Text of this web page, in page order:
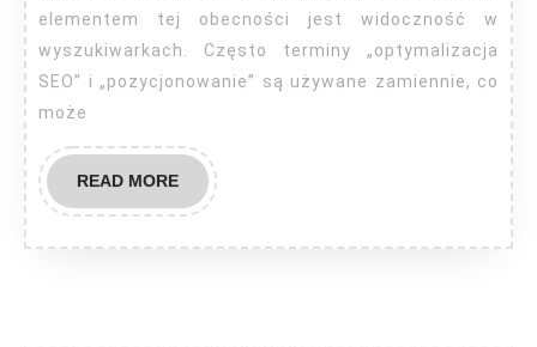
elementem tej obecności jest widoczność w
wyszukiwarkach. Często terminy „optymalizacja
SEO” i „pozycjonowanie” są używane zamiennie, co
może
READ MOREREAD
MORE